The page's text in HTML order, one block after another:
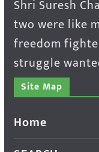
Shri Suresh
two were like
freedom
struggle
Site Map
Home